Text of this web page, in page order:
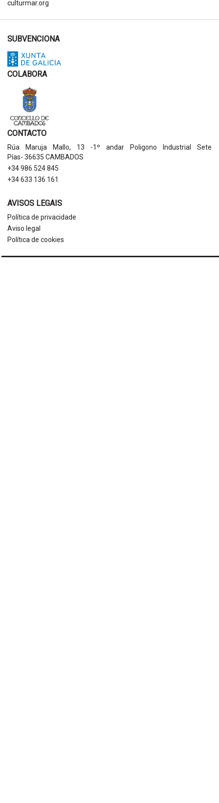
culturmar.org
SUBVENCIONA
COLABORA
CONTACTO
Rúa Maruja Mallo, 13 -1º andar Poligono Industrial Sete
Pías- 36635 CAMBADOS
+34 986 524 845
+34 633 136 161
AVISOS LEGAIS
Política de privacidade
Aviso legal
Política de cookies